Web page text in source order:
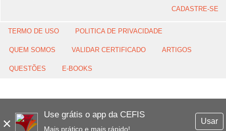
×
Use grátis o app da CEFIS
Mais prático e mais rápido!
Usar
CADASTRE-SE
TERMO DE USO POLITICA DE PRIVACIDADE
QUEM SOMOS VALIDAR CERTIFICADO ARTIGOS
QUESTÕES E-BOOKS